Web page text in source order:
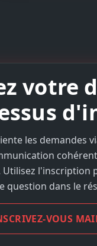
votre
les demandes
l'inscription
question dans le
VOUS